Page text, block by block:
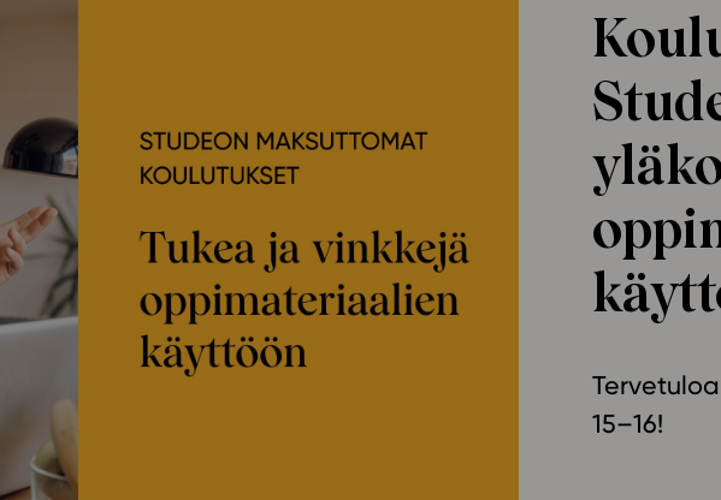
Hinnasto
Lukion pakettilisenssi
Käyttöönotto
Bruksanvisning
Tilaa
Ominaisuudet
Tapahtumakalenteri
Webinaari­tallenteet
Suosittelut
Ohjekeskus
Ohjevideot
Oppikirjailijat
Tietoa meistä
Tervetuloa
15–16!